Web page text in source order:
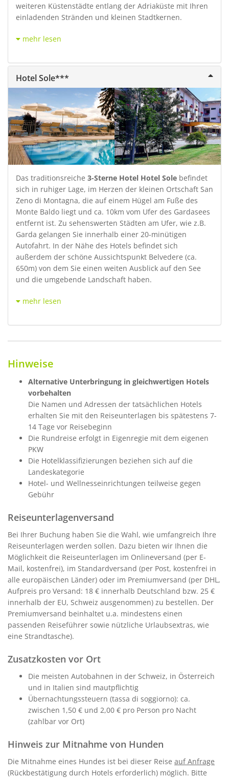
weiteren Küstenstädte entlang der Adriaküste mit Ihren
einladenden Stränden und kleinen Stadtkernen.
mehr lesen
Hotel Sole***
Das traditionsreiche 3-Sterne Hotel Hotel Sole befindet
sich in ruhiger Lage, im Herzen der kleinen Ortschaft San
Zeno di Montagna, die auf einem Hügel am Fuße des
Monte Baldo liegt und ca. 10km vom Ufer des Gardasees
entfernt ist. Zu sehenswerten Städten am Ufer, wie z.B.
Garda gelangen Sie innerhalb einer 20-minütigen
Autofahrt. In der Nähe des Hotels befindet sich
außerdem der schöne Aussichtspunkt Belvedere (ca.
650m) von dem Sie einen weiten Ausblick auf den See
und die umgebende Landschaft haben.
mehr lesen
Hinweise
Alternative Unterbringung in gleichwertigen Hotels
vorbehalten
Die Namen und Adressen der tatsächlichen Hotels
erhalten Sie mit den Reiseunterlagen bis spätestens 7-
14 Tage vor Reisebeginn
Die Rundreise erfolgt in Eigenregie mit dem eigenen
PKW
Die Hotelklassifizierungen beziehen sich auf die
Landeskategorie
Hotel- und Wellnesseinrichtungen teilweise gegen
Gebühr
Reiseunterlagenversand
Bei Ihrer Buchung haben Sie die Wahl, wie umfangreich Ihre
Reiseunterlagen werden sollen. Dazu bieten wir Ihnen die
Möglichkeit die Reiseunterlagen im Onlineversand (per E-
Mail, kostenfrei), im Standardversand (per Post, kostenfrei in
alle europäischen Länder) oder im Premiumversand (per DHL,
Aufpreis pro Versand: 18 € innerhalb Deutschland bzw. 25 €
innerhalb der EU, Schweiz ausgenommen) zu bestellen. Der
Premiumversand beinhaltet u.a. mindestens einen
passenden Reiseführer sowie nützliche Urlaubsextras, wie
eine Strandtasche).
Zusatzkosten vor Ort
Die meisten Autobahnen in der Schweiz, in Österreich
und in Italien sind mautpflichtig
Übernachtungssteuern (tassa di soggiorno): ca.
zwischen 1,50 € und 2,00 € pro Person pro Nacht
(zahlbar vor Ort)
Hinweis zur Mitnahme von Hunden
Die Mitnahme eines Hundes ist bei dieser Reise auf Anfrage
(Rückbestätigung durch Hotels erforderlich) möglich. Bitte